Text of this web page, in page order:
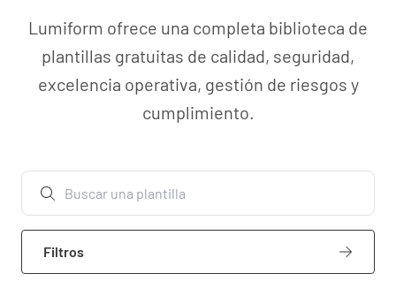
Lumiform ofrece una completa biblioteca de
plantillas gratuitas de calidad, seguridad,
excelencia operativa, gestión de riesgos y
cumplimiento.
Filtros